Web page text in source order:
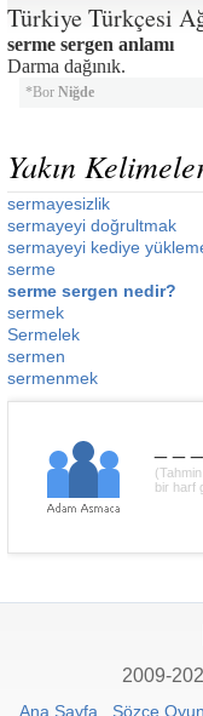
Türkiye Türkçesi
serme sergen anlamı
Darma dağınık.
*Bor Niğde
Yakın
sermayesizlik
sermayeyi doğrultmak
sermayeyi kediye
serme
serme sergen nedir?
sermek
Sermelek
sermen
sermenmek
bir harf
2009-
Ana Sayfa Sözce